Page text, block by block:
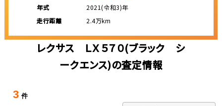
年式
2021(令和3)年
走行距離
2.4万km
レクサス ＬＸ５７０(ブラック シ
ークエンス)の査定情報
3 件